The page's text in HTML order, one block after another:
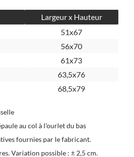
Largeur x Hauteur
51x67
56x70
61x73
63,5x76
68,5x79
au col à l'ourlet du bas
fournies par le fabricant.
Variation possible : ± 2,5 cm.